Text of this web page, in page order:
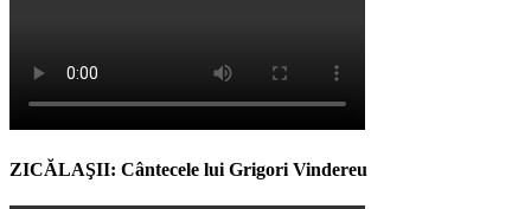
ZICĂLAŞII: Cântecele lui Grigori Vindereu